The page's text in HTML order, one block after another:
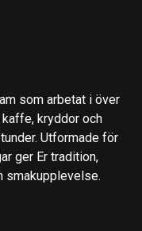
som arbetat i över
kryddor och
Utformade för
ger Er tradition,
smakupplevelse.